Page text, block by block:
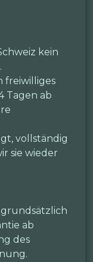
kein
freiwilliges
Tagen ab
vollständig
sie wieder
ab
des